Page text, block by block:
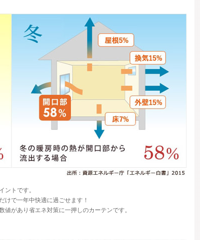
ントです。
けで一年中快適に過ごせます！
があり省エネ対策に一押しのカーテンです。